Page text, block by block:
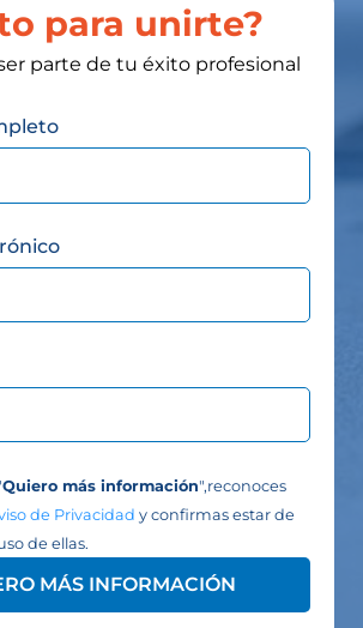
para unirte?
parte de tu éxito profesional
Quiero más información",reconoces
de Privacidad y confirmas estar de
de ellas.
MÁS INFORMACIÓN